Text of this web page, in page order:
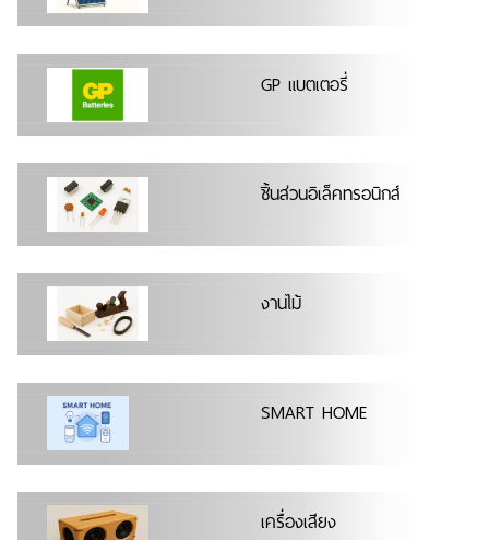
GP แบตเตอรี่
ชิ้นส่วนอิเล็คทรอนิกส์
งานไม้
SMART HOME
เครื่องเสียง